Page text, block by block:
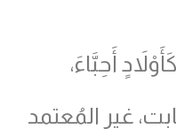
كَأَوْلاَدٍ أَحِبَّاءَ،
غير المُعتمد